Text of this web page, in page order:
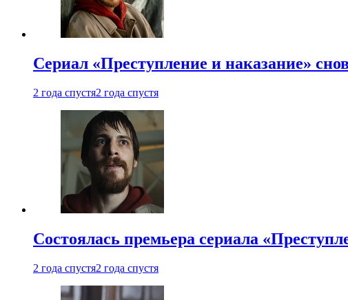
Сериал «Преступление и наказание»
2 года спустя2 года спустя
Состоялась премьера сериала
2 года спустя2 года спустя